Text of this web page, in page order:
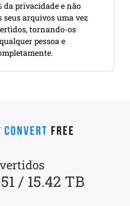
da privacidade e não
seus arquivos uma vez
tornando-os
pessoa e
/ 15.42 TB